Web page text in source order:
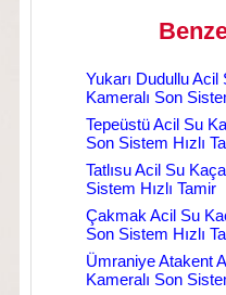
Yukarı Dudullu Acil
Kameralı Son
Tepeüstü Acil Su
Son Sistem Hızlı
Tatlısu Acil Su
Sistem Hızlı Tamir
Çakmak Acil Su
Son Sistem Hızlı
Ümraniye Atakent
Kameralı Son